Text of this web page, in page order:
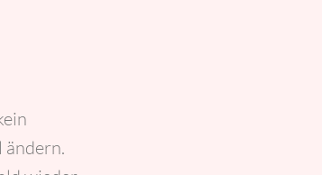
ändern.